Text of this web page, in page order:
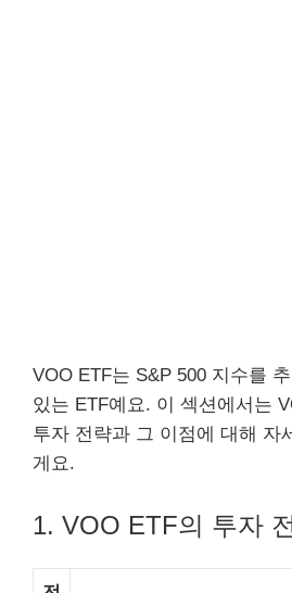
VOO ETF는 S&P 500 지수를
있는 ETF예요. 이 섹션에서는
투자 전략과 그 이점에 대해 자
게요.
1. VOO ETF의 투자